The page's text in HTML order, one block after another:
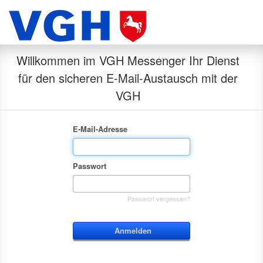
Willkommen im VGH Messenger Ihr Dienst
für den sicheren E-Mail-Austausch mit der
VGH
E-Mail-Adresse
Passwort
Passwort vergessen?